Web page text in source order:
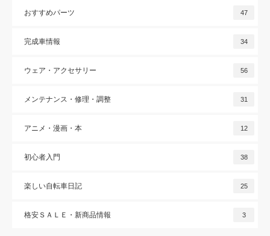
おすすめパーツ 47
完成車情報 34
ウェア・アクセサリー 56
メンテナンス・修理・調整 31
アニメ・漫画・本 12
初心者入門 38
楽しい自転車日記 25
格安ＳＡＬＥ・新商品情報 3